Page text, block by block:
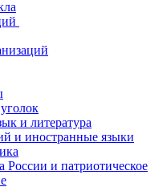
и литература
и иностранные языки
России и патриотическое